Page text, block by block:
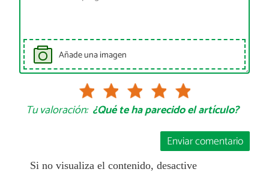
Añade una imagen
Tu valoración: ¿Qué te ha parecido el artículo?
Enviar comentario
Si no visualiza el contenido, desactive